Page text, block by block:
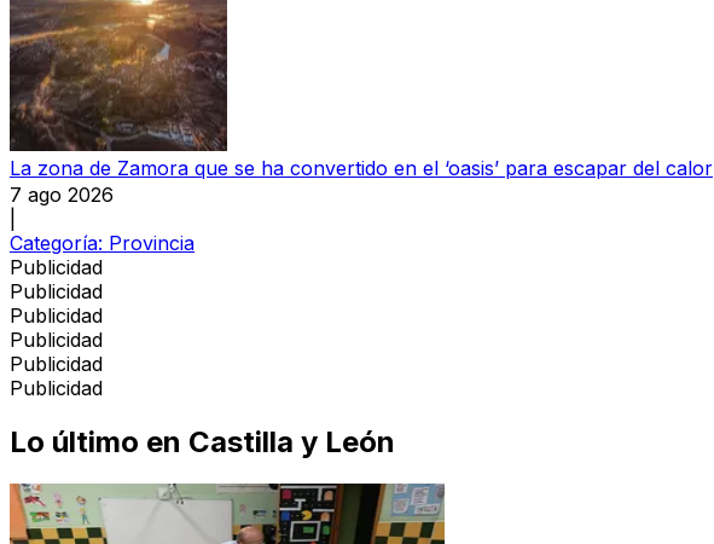
La zona de Zamora que se ha convertido en el ‘oasis’ para escapar del calor
7 ago 2026
Categoría: Provincia
Publicidad
Publicidad
Publicidad
Publicidad
Publicidad
Publicidad
Lo último en Castilla y León